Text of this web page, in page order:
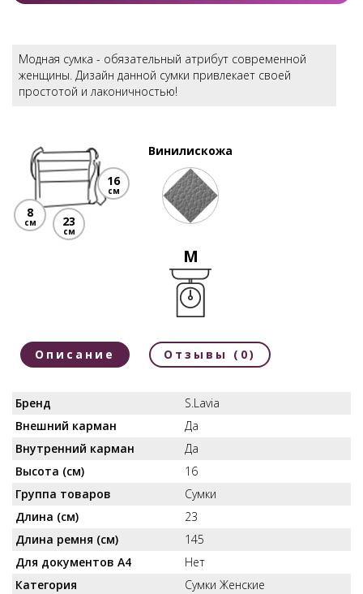
Модная сумка - обязательный атрибут современной
женщины. Дизайн данной сумки привлекает своей
простотой и лаконичностью!
8
см
16
см
23
см
Винилискожа
M
Описание Отзывы (0)
Бренд
S.Lavia
Внешний карман
Да
Внутренний карман
Да
Высота (см)
16
Группа товаров
Сумки
Длина (см)
23
Длина ремня (см)
145
Для документов А4
Нет
Категория
Сумки Женские